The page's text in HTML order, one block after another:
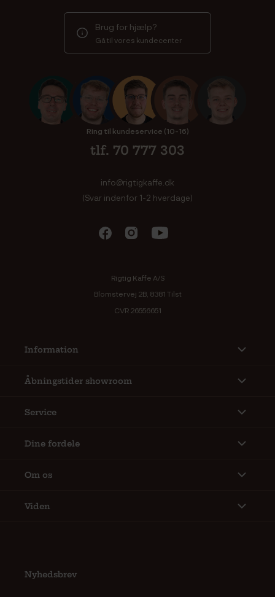
Brug for hjælp?
Gå til vores kundecenter
Ring til kundeservice (10-16)
tlf. 70 777 303
info@rigtigkaffe.dk
(Svar indenfor 1-2 hverdage)
Rigtig Kaffe A/S
Blomstervej 2B, 8381 Tilst
CVR 26556651
Information
Åbningstider showroom
Service
Dine fordele
Om os
Viden
Nyhedsbrev